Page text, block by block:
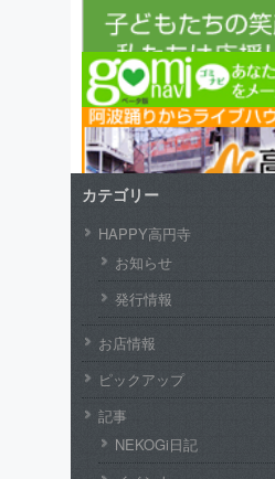
カテゴリー
HAPPY高円寺
お知らせ
発行情報
お店情報
ピックアップ
記事
NEKOGi日記